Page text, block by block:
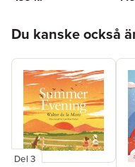
Du kanske också
Del 3